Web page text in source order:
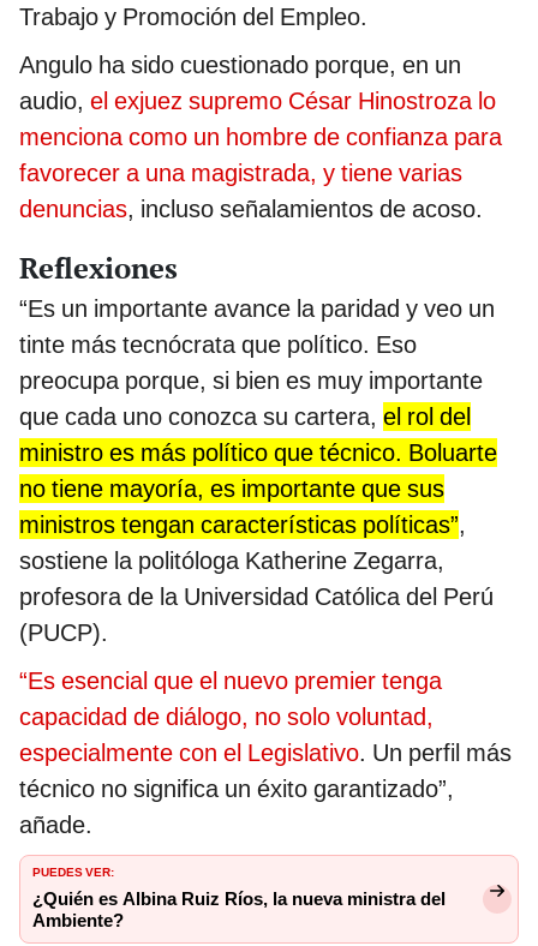
Trabajo y Promoción del Empleo.
Angulo ha sido cuestionado porque, en un
audio, el exjuez supremo César Hinostroza lo
menciona como un hombre de confianza para
favorecer a una magistrada, y tiene varias
denuncias, incluso señalamientos de acoso.
Reflexiones
“Es un importante avance la paridad y veo un
tinte más tecnócrata que político. Eso
preocupa porque, si bien es muy importante
que cada uno conozca su cartera, el rol del
ministro es más político que técnico. Boluarte
no tiene mayoría, es importante que sus
ministros tengan características políticas”,
sostiene la politóloga Katherine Zegarra,
profesora de la Universidad Católica del Perú
(PUCP).
“Es esencial que el nuevo premier tenga
capacidad de diálogo, no solo voluntad,
especialmente con el Legislativo. Un perfil más
técnico no significa un éxito garantizado”,
añade.
PUEDES VER:
¿Quién es Albina Ruiz Ríos, la nueva ministra del
Ambiente?